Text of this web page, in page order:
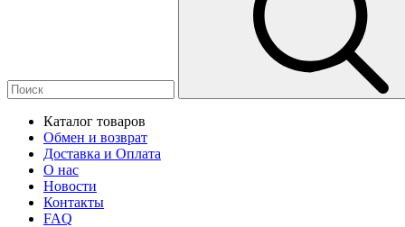
Каталог товаров
Обмен и возврат
Доставка и Оплата
О нас
Новости
Контакты
FAQ